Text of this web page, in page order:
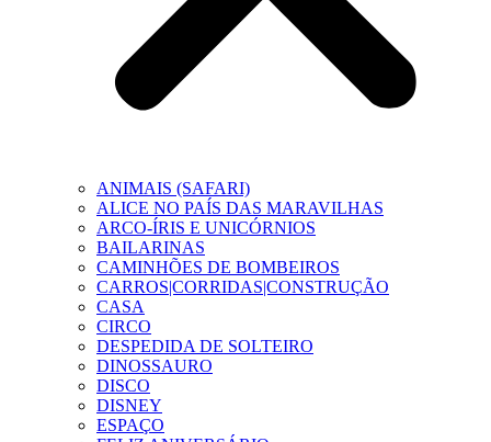
ANIMAIS (SAFARI)
ALICE NO PAÍS DAS MARAVILHAS
ARCO-ÍRIS E UNICÓRNIOS
BAILARINAS
CAMINHÕES DE BOMBEIROS
CARROS|CORRIDAS|CONSTRUÇÃO
CASA
CIRCO
DESPEDIDA DE SOLTEIRO
DINOSSAURO
DISCO
DISNEY
ESPAÇO